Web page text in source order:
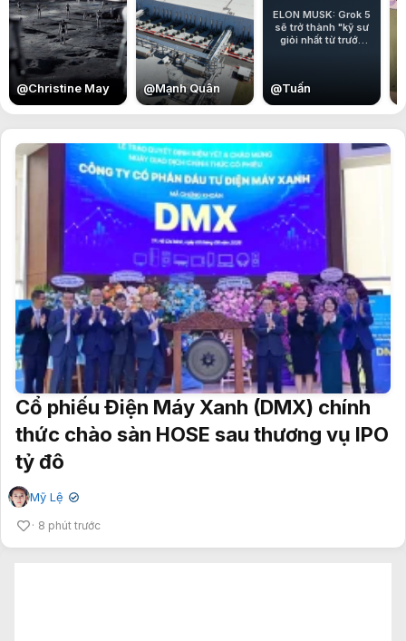
@Christine May @Mạnh Quân
ELON MUSK: Grok 5
sẽ trở thành "kỹ sư
giỏi nhất từ trước
@Tuấn
Cổ phiếu Điện Máy Xanh (DMX) chính
thức chào sàn HOSE sau thương vụ IPO
tỷ đô
Mỹ Lệ ✔
8 phút trước